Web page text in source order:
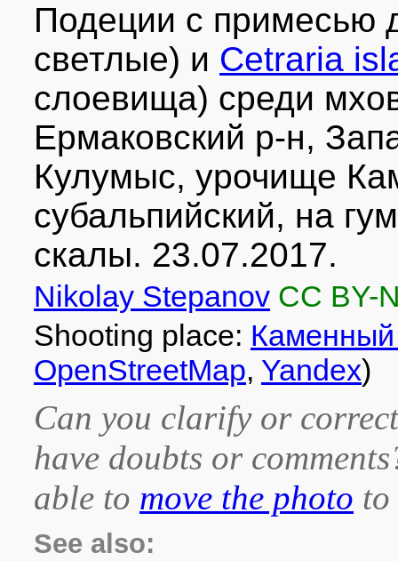
Подеции с примесью
светлые) и Cetraria
слоевища) среди
Ермаковский р-н,
Кулумыс, урочище
субальпийский, на
скалы. 23.07.2017.
Nikolay Stepanov CC BY-
Shooting place: Каменный
OpenStreetMap, Yandex)
Can you clarify or
have doubts or
able to move the photo
See also: